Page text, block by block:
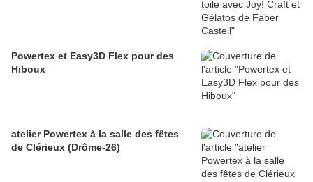
Powertex et Easy3D Flex pour des
Hiboux
atelier Powertex à la salle des fêtes
de Clérieux (Drôme-26)